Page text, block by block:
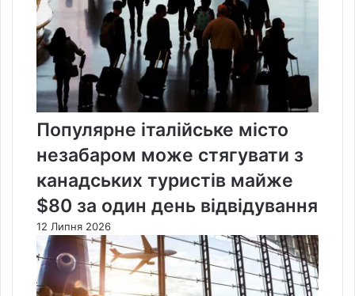
Популярне італійське місто
незабаром може стягувати з
канадських туристів майже
$80 за один день відвідування
12 Липня 2026